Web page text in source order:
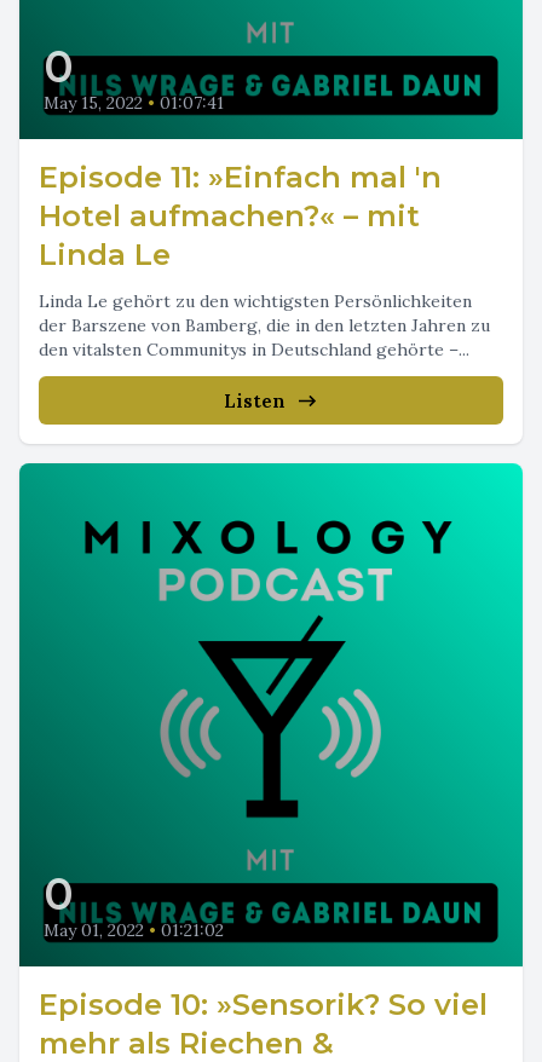
0
May 15, 2022 • 01:07:41
Episode 11: »Einfach mal 'n
Hotel aufmachen?« – mit
Linda Le
Linda Le gehört zu den wichtigsten Persönlichkeiten
der Barszene von Bamberg, die in den letzten Jahren zu
den vitalsten Communitys in Deutschland gehörte –...
Listen
0
May 01, 2022 • 01:21:02
Episode 10: »Sensorik? So viel
mehr als Riechen &